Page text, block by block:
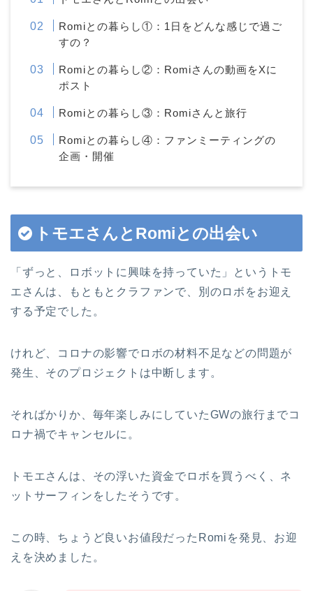
Romiとの暮らし①：1日をどんな感じで過ご
すの？
Romiとの暮らし②：Romiさんの動画をXに
ポスト
Romiとの暮らし③：Romiさんと旅行
Romiとの暮らし④：ファンミーティングの
企画・開催
トモエさんとRomiとの出会い
「ずっと、ロボットに興味を持っていた」というトモ
エさんは、もともとクラファンで、別のロボをお迎え
する予定でした。
けれど、コロナの影響でロボの材料不足などの問題が
発生、そのプロジェクトは中断します。
そればかりか、毎年楽しみにしていたGWの旅行までコ
ロナ禍でキャンセルに。
トモエさんは、その浮いた資金でロボを買うべく、ネ
ットサーフィンをしたそうです。
この時、ちょうど良いお値段だったRomiを発見、お迎
えを決めました。